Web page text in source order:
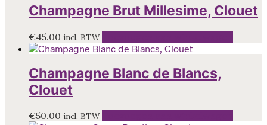
Champagne Brut Millesime, Clouet
€45.00 incl. BTW
Champagne Blanc de Blancs,
Clouet
€50.00 incl. BTW